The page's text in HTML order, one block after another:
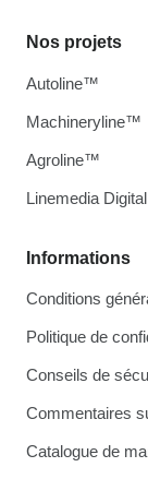
Informations
Conditions
Politique de
Conseils de
Commentaires
Catalogue de
Nos projets
Autoline™
Machineryline™
Agroline™
Linemedia